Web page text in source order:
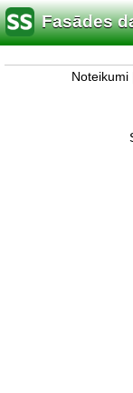
Fasādes
Noteikumi